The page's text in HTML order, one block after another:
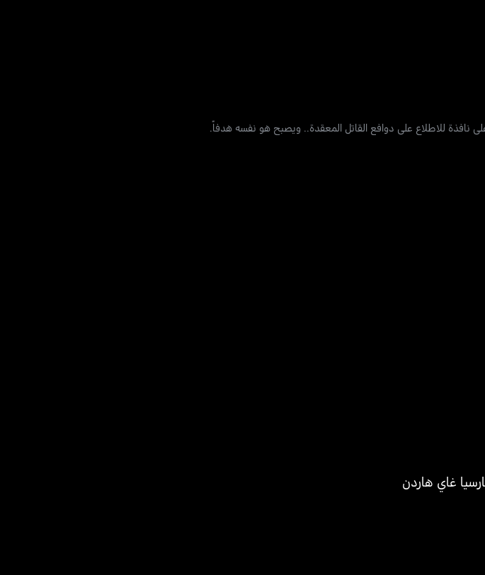
نافذة للاطلاع على دوافع القاتل المعقدة.. ويصبح هو نفسه هدفاً.
غاي هاردن